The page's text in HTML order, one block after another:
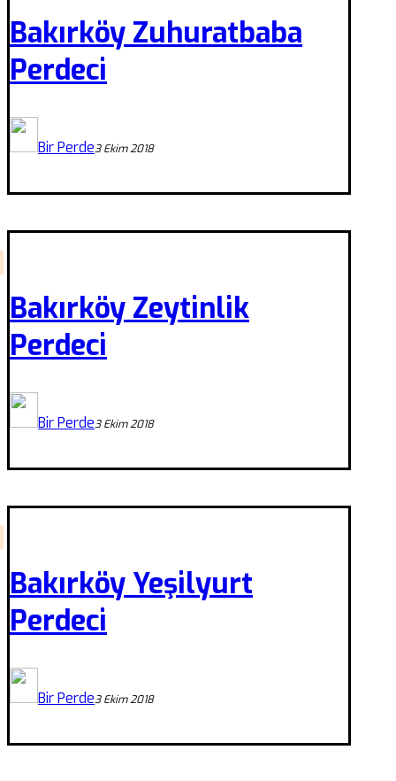
Bakırköy Zuhuratbaba
Perdeci
Bir Perde3 Ekim 2018
Bakırköy Zeytinlik
Perdeci
Bir Perde3 Ekim 2018
Bakırköy Yeşilyurt
Perdeci
Bir Perde3 Ekim 2018